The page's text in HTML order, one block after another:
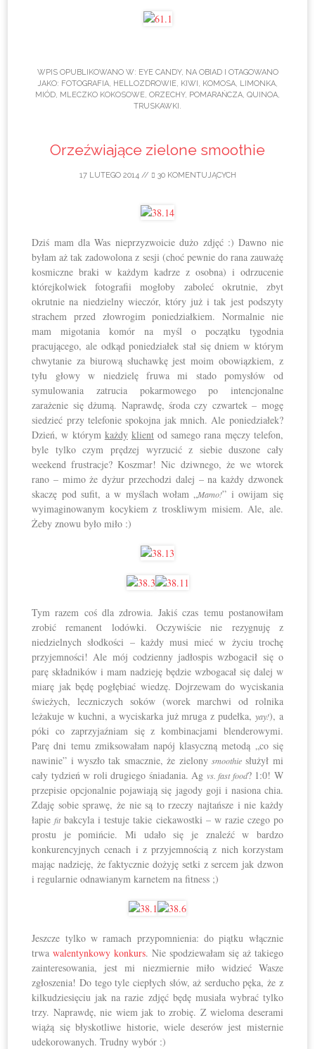
WPIS OPUBLIKOWANO W: EYE CANDY, NA OBIADI OTAGOWANO
JAKO: FOTOGRAFIA, HELLOZDROWIE, KIWI , KOMOSA, LIMONKA,
MIÓD, MLECZKO KOKOSOWE, ORZECHY, POMARAŃCZA, QUINOA,
TRUSKAWKI .
Orzeźwiające zielone smoothie
17 LUTEGO 2014// 30 KOMENTUJĄCYCH
Dziś mam dla Was nieprzyzwoicie dużo zdjęć :) Dawno nie
byłam aż tak zadowolona z sesji (choć pewnie do rana zauważę
kosmiczne braki w każdym kadrze z osobna) i odrzucenie
którejkolwiek fotografii mogłoby zaboleć okrutnie, zbyt
okrutnie na niedzielny wieczór, który już i tak jest podszyty
strachem przed złowrogim poniedziałkiem. Normalnie nie
mam migotania komór na myśl o początku tygodnia
pracującego, ale odkąd poniedziałek stał się dniem w którym
chwytanie za biurową słuchawkę jest moim obowiązkiem, z
tyłu głowy w niedzielę fruwa mi stado pomysłów od
symulowania zatrucia pokarmowego po intencjonalne
zarażenie się dżumą. Naprawdę, środa czy czwartek – mogę
siedzieć przy telefonie spokojna jak mnich. Ale poniedziałek?
Dzień, w którym każdy klientod samego rana męczy telefon,
byle tylko czym prędzej wyrzucić z siebie duszone cały
weekend frustracje? Koszmar! Nic dziwnego, że we wtorek
rano – mimo że dyżur przechodzi dalej – na każdy dzwonek
skaczę pod sufit, a w myślach wołam „Mamo!” i owijam się
wyimaginowanym kocykiem z troskliwym misiem. Ale, ale.
Żeby znowu było miło :)
Tym razem coś dla zdrowia. Jakiś czas temu postanowiłam
zrobić remanent lodówki. Oczywiście nie rezygnuję z
niedzielnych słodkości – każdy musi mieć w życiu trochę
przyjemności! Ale mój codzienny jadłospis wzbogacił się o
parę składników i mam nadzieję będzie wzbogacał się dalej w
miarę jak będę pogłębiać wiedzę. Dojrzewam do wyciskania
świeżych, leczniczych soków (worek marchwi od rolnika
leżakuje w kuchni, a wyciskarka już mruga z pudełka, yay!), a
póki co zaprzyjaźniam się z kombinacjami blenderowymi.
Parę dni temu zmiksowałam napój klasyczną metodą „co się
nawinie” i wyszło tak smacznie, że zielony smoothie służył mi
cały tydzień w roli drugiego śniadania. Ag vs. fast food? 1:0! W
przepisie opcjonalnie pojawiają się jagody goji i nasiona chia.
Zdaję sobie sprawę, że nie są to rzeczy najtańsze i nie każdy
łapiefitbakcyla i testuje takie ciekawostki – w razie czego po
prostu je pomińcie. Mi udało się je znaleźć w bardzo
konkurencyjnych cenach i z przyjemnością z nich korzystam
mając nadzieję, że faktycznie dożyję setki z sercem jak dzwon
i regularnie odnawianym karnetem na fitness ;)
Jeszcze tylko w ramach przypomnienia: do piątku włącznie
trwawalentynkowy konkurs. Nie spodziewałam się aż takiego
zainteresowania, jest mi niezmiernie miło widzieć Wasze
zgłoszenia! Do tego tyle ciepłych słów, aż serducho pęka, że z
kilkudziesięciu jak na razie zdjęć będę musiała wybrać tylko
trzy. Naprawdę, nie wiem jak to zrobię. Z wieloma deserami
wiążą się błyskotliwe historie, wiele deserów jest misternie
udekorowanych. Trudny wybór :)